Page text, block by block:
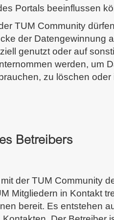
Portals beeinflussen
TUM Community
der Datengewinnung
genutzt oder auf
werden, um
zu löschen
Betreibers
der TUM Community
Mitgliedern in Kontakt
bereit. Es entstehen